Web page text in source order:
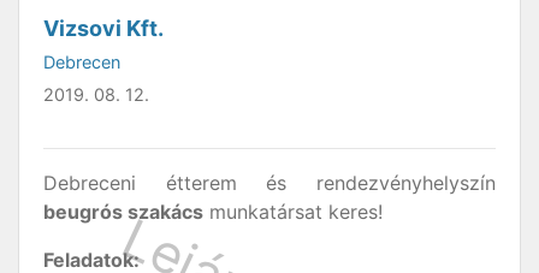
Vizsovi Kft.
Debrecen
2019. 08. 12.
Debreceni étterem és rendezvényhelyszín
beugrós szakács munkatársat keres!
Feladatok: